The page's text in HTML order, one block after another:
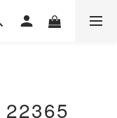
22365